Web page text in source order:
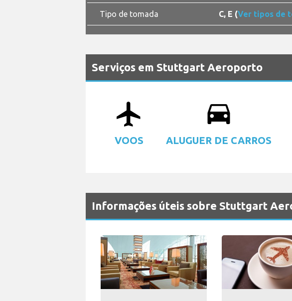
Tipo de tomada C, E (Ver tipos de
Serviços em Stuttgart Aeroporto
airplanemode_active
VOOS
drive_eta
ALUGUER DE CARROS
Informações úteis sobre Stuttgart